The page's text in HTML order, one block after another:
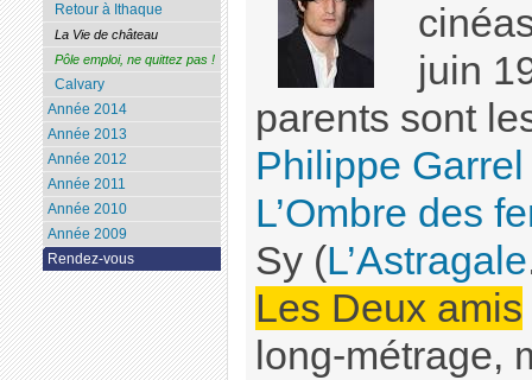
juin
parents sont
Philippe Garrel
L’Ombre des
Sy (L’Astragale
Les Deux amis
long-métrage,
Retour à Ithaque
La Vie de château
Pôle emploi, ne quittez pas !
Calvary
Année 2014
Année 2013
Année 2012
Année 2011
Année 2010
Année 2009
Rendez-vous